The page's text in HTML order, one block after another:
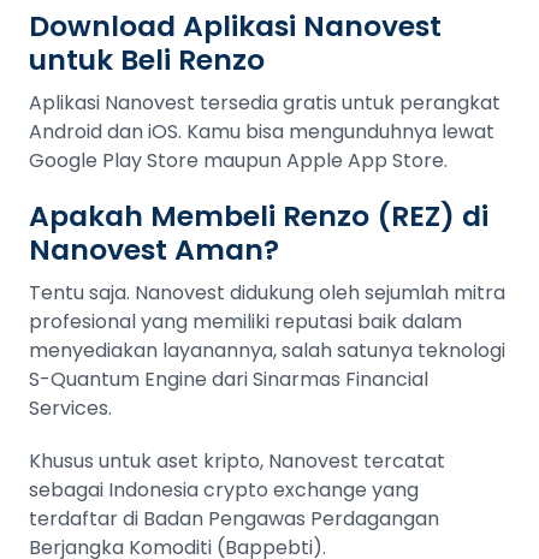
Download Aplikasi Nanovest
untuk Beli Renzo
Aplikasi Nanovest tersedia gratis untuk perangkat
Android dan iOS. Kamu bisa mengunduhnya lewat
Google Play Store maupun Apple App Store.
Apakah Membeli Renzo (REZ) di
Nanovest Aman?
Tentu saja. Nanovest didukung oleh sejumlah mitra
profesional yang memiliki reputasi baik dalam
menyediakan layanannya, salah satunya teknologi
S-Quantum Engine dari Sinarmas Financial
Services.
Khusus untuk aset kripto, Nanovest tercatat
sebagai Indonesia crypto exchange yang
terdaftar di Badan Pengawas Perdagangan
Berjangka Komoditi (Bappebti).